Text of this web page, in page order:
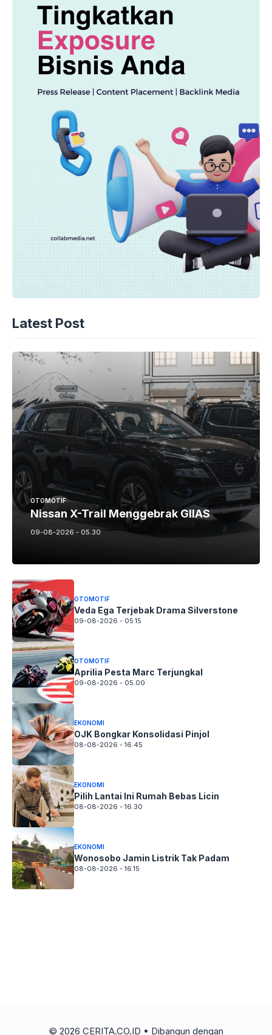
Latest Post
OTOMOTIF
Nissan X-Trail Menggebrak GIIAS
09-08-2026 - 05.30
OTOMOTIF
Veda Ega Terjebak Drama Silverstone
09-08-2026 - 05.15
OTOMOTIF
Aprilia Pesta Marc Terjungkal
09-08-2026 - 05.00
EKONOMI
OJK Bongkar Konsolidasi Pinjol
08-08-2026 - 16.45
EKONOMI
Pilih Lantai Ini Rumah Bebas Licin
08-08-2026 - 16.30
EKONOMI
Wonosobo Jamin Listrik Tak Padam
08-08-2026 - 16.15
© 2026 CERITA.CO.ID • Dibangun dengan